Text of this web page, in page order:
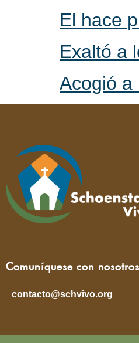
El hace
Exaltó a
Acogió a
Comuníquese con
contacto@schvivo.org